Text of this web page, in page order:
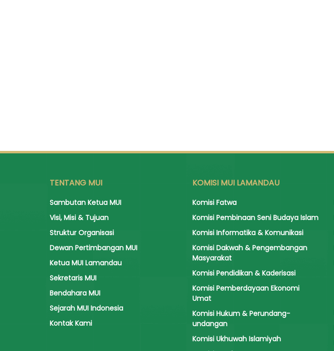
TENTANG MUI
Sambutan Ketua MUI
Visi, Misi & Tujuan
Struktur Organisasi
Dewan Pertimbangan MUI
Ketua MUI Lamandau
Sekretaris MUI
Bendahara MUI
Sejarah MUI Indonesia
Kontak Kami
KOMISI MUI LAMANDAU
Komisi Fatwa
Komisi Pembinaan Seni Budaya Islam
Komisi Informatika & Komunikasi
Komisi Dakwah & Pengembangan
Masyarakat
Komisi Pendidikan & Kaderisasi
Komisi Pemberdayaan Ekonomi
Umat
Komisi Hukum & Perundang-
undangan
Komisi Ukhuwah Islamiyah